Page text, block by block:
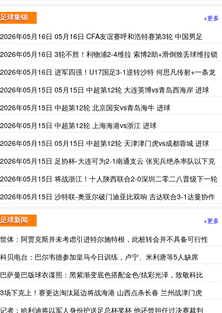
足球集锦 +更多
2026年05月16日 05月16日 CFA友谊赛呼和浩特赛第3轮 中国男足
U16vs韩国U16 进球
2026年05月16日 3轮不胜！利物浦2-4维拉 索博2助+滑倒致丢球维拉锁
定前五
2026年05月16日 进军四强！U17国足3-1逆转沙特 何思凡传射+一条龙
万项赵松源破门
2026年05月15日 05月15日 中超第12轮 大连英博vs青岛西海岸 进球
2026年05月15日 中超第12轮 北京国安vs青岛海牛 进球
2026年05月15日 中超第12轮 上海海港vs浙江 进球
2026年05月15日 05月15日 中超第12轮 天津津门虎vs成都蓉城 进球
2026年05月15日 足协杯-大连可为2-1南通支云 张宪兵绝杀率队以下克
上
2026年05月15日 将战浙江！十人陕西联合2-0深圳二零二八晋级下一轮
努尔艾力染红
2026年05月15日 沙特联-奥亚尔破门迪亚比双响 吉达联合3-1达曼协作
足球新闻 +更多
世体：阿贾克斯并未考虑引进特尔施特根，此桩转会并不具备可行性
科贝电台：巴尔韦德参加皇马今日训练，卢宁、米利唐等5人缺席
巴萨曼巴版球衣谍照：黑紫渐变底色搭配金色/炫彩光泽，致敬科比
3场下克上！赛更达淘汰延边将战海港 山西点杀长春 兰州战津门虎
记者：哈利迪将以军人身份护送足总杯奖杯 他还曾担任过决赛裁判